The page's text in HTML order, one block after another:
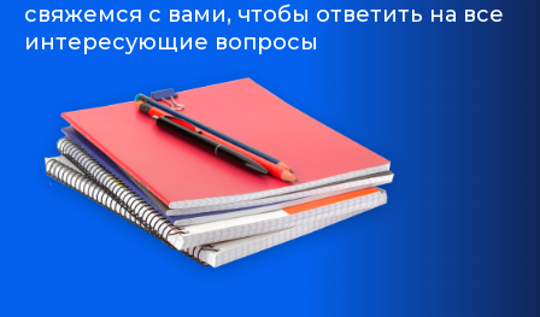
свяжемся с вами, чтобы ответить на все
интересующие вопросы